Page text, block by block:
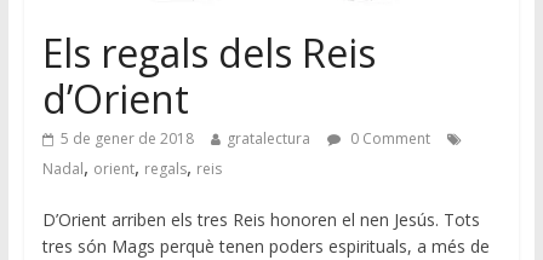
Els regals dels Reis
d’Orient
5 de gener de 2018 gratalectura
0 Comment
Nadal, orient, regals, reis
D’Orient arriben els tres Reis honoren el nen Jesús. Tots
tres són Mags perquè tenen poders espirituals, a més de